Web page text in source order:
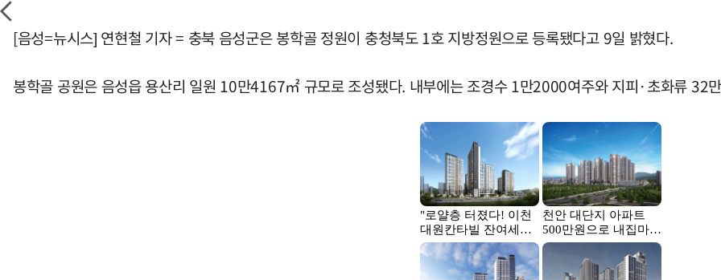
[음성=뉴시스] 연현철 기자 = 충북 음성군은 봉학골 정원이 충청북도 1호 지방정원으로 등록됐다고 9일 밝혔다.
봉학골 공원은 음성읍 용산리 일원 10만4167㎡ 규모로 조성됐다. 내부에는 조경수 1만2000여주와 지피·초화류 32